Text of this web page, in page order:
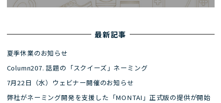
最新記事
夏季休業のお知らせ
Column207. 話題の「スクイーズ」ネーミング
7月22日（水）ウェビナー開催のお知らせ
弊社がネーミング開発を支援した「MONTAI」正式版の提供が開始